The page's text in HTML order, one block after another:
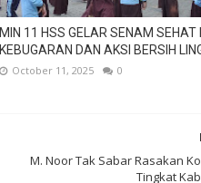
MIN 11 HSS GELAR SENAM SEHAT
KEBUGARAN DAN AKSI BERSIH
October 11, 2025 0
M. Noor Tak Sabar Rasakan
Tingkat